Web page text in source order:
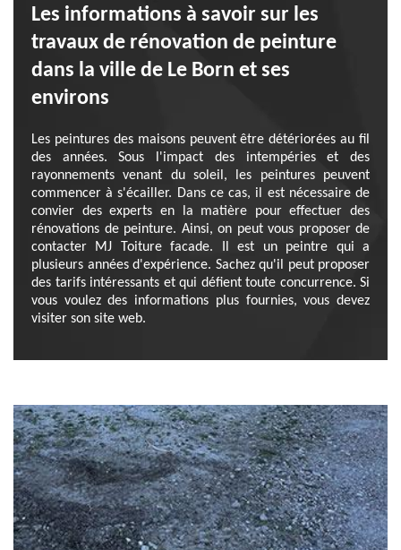
Les informations à savoir sur les
travaux de rénovation de peinture
dans la ville de Le Born et ses
environs
Les peintures des maisons peuvent être détériorées au fil
des années. Sous l'impact des intempéries et des
rayonnements venant du soleil, les peintures peuvent
commencer à s'écailler. Dans ce cas, il est nécessaire de
convier des experts en la matière pour effectuer des
rénovations de peinture. Ainsi, on peut vous proposer de
contacter MJ Toiture facade. Il est un peintre qui a
plusieurs années d'expérience. Sachez qu'il peut proposer
des tarifs intéressants et qui défient toute concurrence. Si
vous voulez des informations plus fournies, vous devez
visiter son site web.